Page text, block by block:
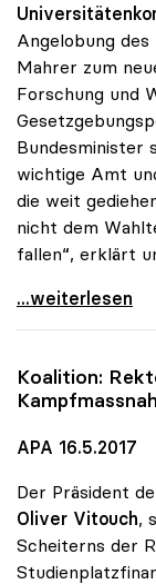
Angelobung
Mahrer zum
Forschung und
Bundesminister
wichtige Amt
die weit
nicht dem
fallen“, erklärt
Glückwünsche
...weiterlesen
Koalition:
APA 16.5.2017
Der Präsident
Oliver Vitouch,
Scheiterns der